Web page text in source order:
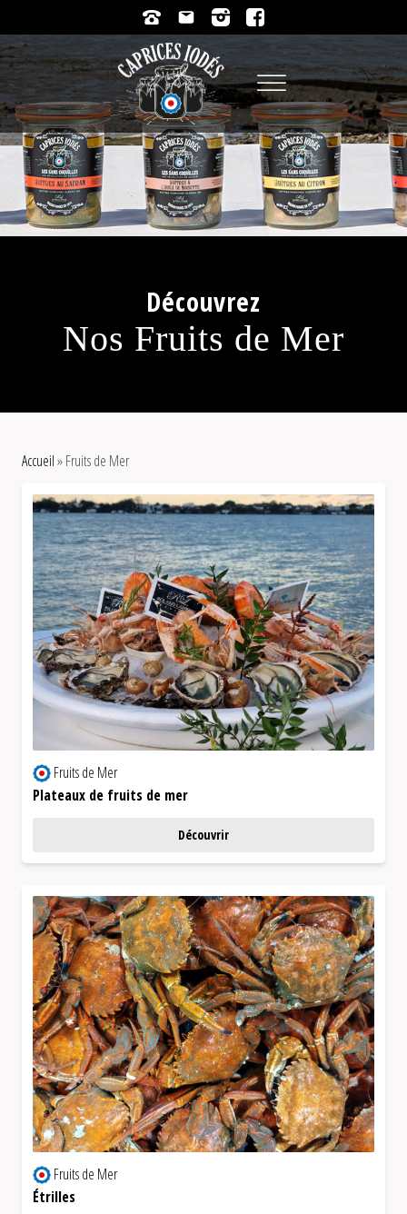
Découvrez
Nos Fruits de Mer
Accueil»Fruits de Mer
Fruits de Mer
Plateaux de fruits de mer
Découvrir
Fruits de Mer
Étrilles